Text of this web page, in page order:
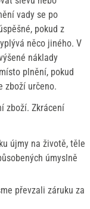
vady se po
pokud z
něco jiného. V
náklady
plnění, pokud
zboží určeno.
zboží. Zkrácení
újmy na životě, těle
úmyslně
převzali záruku za